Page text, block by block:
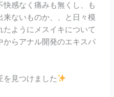
感なく痛みも無くし、も
来ないものか、、と日々模
ようにメスイキについて
からアナル開発のエキスパ
を見つけました